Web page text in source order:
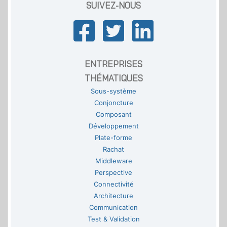
SUIVEZ-NOUS
ENTREPRISES
THÉMATIQUES
Sous-système
Conjoncture
Composant
Développement
Plate-forme
Rachat
Middleware
Perspective
Connectivité
Architecture
Communication
Test & Validation